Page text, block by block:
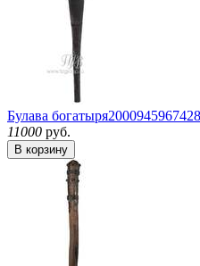
Булава богатыря2000945967428
11000 руб.
В корзину